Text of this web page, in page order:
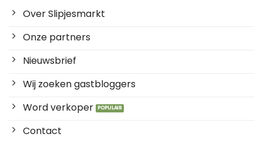
Over Slipjesmarkt
Onze partners
Nieuwsbrief
Wij zoeken gastbloggers
Word verkoper
Contact